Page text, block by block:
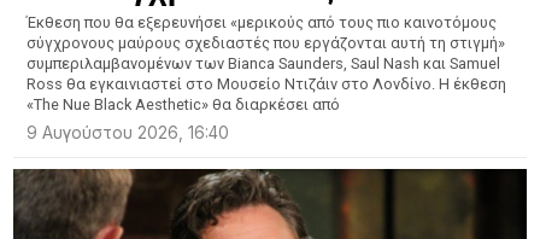
Έκθεση που θα εξερευνήσει «μερικούς από τους πιο καινοτόμους
σύγχρονους μαύρους σχεδιαστές που εργάζονται αυτή τη στιγμή»
συμπεριλαμβανομένων των Bianca Saunders, Saul Nash και Samuel
Ross θα εγκαινιαστεί στο Μουσείο Ντιζάιν στο Λονδίνο. Η έκθεση
«The Nue Black Aesthetic» θα διαρκέσει από
9 Αυγούστου 2026, 16:40